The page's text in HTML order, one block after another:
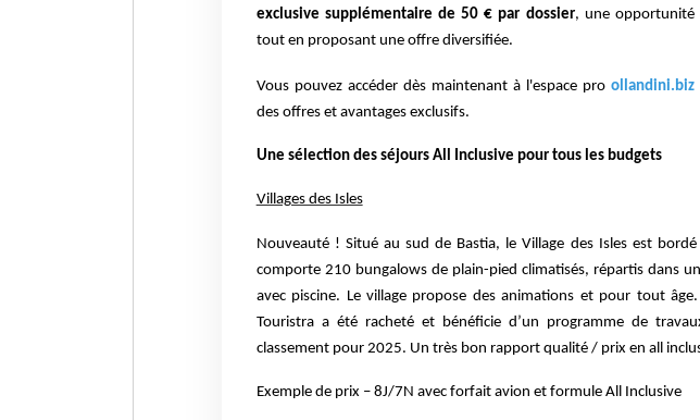
exclusive supplémentaire de 50 € par dossier, une opportunité
tout en proposant une offre diversifiée.
Vous pouvez accéder dès maintenant à l'espace pro ollandini.biz
des offres et avantages exclusifs.
Une sélection des séjours All Inclusive pour tous les budgets
Villages des Isles
Nouveauté ! Situé au sud de Bastia, le Village des Isles est
comporte 210 bungalows de plain-pied climatisés, répartis dans
avec piscine. Le village propose des animations et pour tout âge.
Touristra a été racheté et bénéficie d’un programme de
classement pour 2025. Un très bon rapport qualité / prix en all
Exemple de prix – 8J/7N avec forfait avion et formule All Inclusive